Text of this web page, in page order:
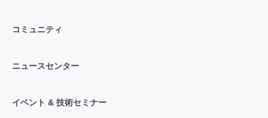
コミュニティ
ニュースセンター
イベント & 技術セミナー